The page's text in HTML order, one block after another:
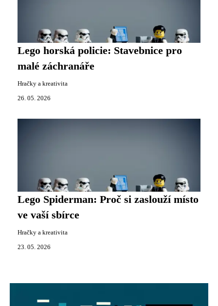
Lego horská policie: Stavebnice pro
malé záchranáře
Hračky a kreativita
26. 05. 2026
Lego Spiderman: Proč si zaslouží místo
ve vaší sbírce
Hračky a kreativita
23. 05. 2026